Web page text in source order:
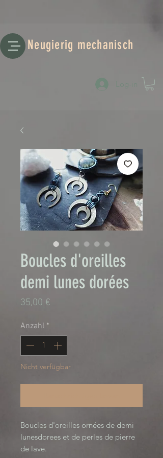
Neugierig mechanisch
Log-in
Boucles d'oreilles
demi lunes dorées
35,00 €
Anzahl *
Nicht verfügbar
Boucles d'oreilles ornées de demi
lunesdorees et de perles de pierre
de lave.